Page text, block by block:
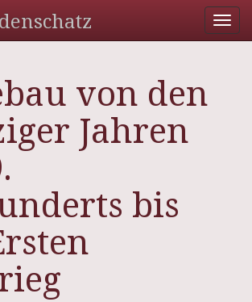
von den
Jahren
bis